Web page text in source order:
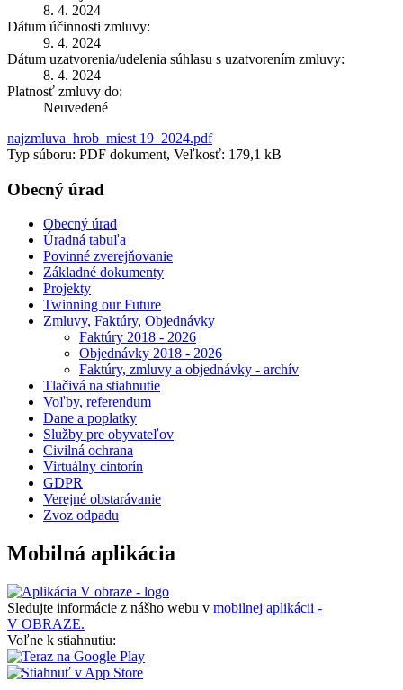
8. 4. 2024
Dátum účinnosti zmluvy:
9. 4. 2024
Dátum uzatvorenia/udelenia súhlasu s uzatvorením zmluvy:
8. 4. 2024
Platnosť zmluvy do:
Neuvedené
najzmluva_hrob_miest 19_2024.pdf
Typ súboru: PDF dokument, Veľkosť: 179,1 kB
Obecný úrad
Obecný úrad
Úradná tabuľa
Povinné zverejňovanie
Základné dokumenty
Projekty
Twinning our Future
Zmluvy, Faktúry, Objednávky
Faktúry 2018 - 2026
Objednávky 2018 - 2026
Faktúry, zmluvy a objednávky - archív
Tlačivá na stiahnutie
Voľby, referendum
Dane a poplatky
Služby pre obyvateľov
Civilná ochrana
Virtuálny cintorín
GDPR
Verejné obstarávanie
Zvoz odpadu
Mobilná aplikácia
Sledujte informácie z nášho webu v mobilnej aplikácii -
V OBRAZE.
Voľne k stiahnutiu: